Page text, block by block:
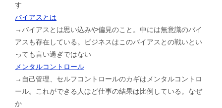
す
バイアスとは
→バイアスとは思い込みや偏見のこと。中には無意識のバイ
アスも存在している。ビジネスはこのバイアスとの戦いとい
っても言い過ぎではない
メンタルコントロール
→自己管理、セルフコントロールのカギはメンタルコントロ
ール。これができる人ほど仕事の結果は比例している。なぜ
か